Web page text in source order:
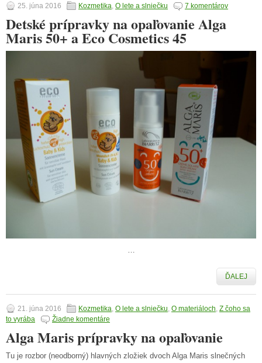
25. júna 2016 Kozmetika, O lete a slniečku 7 komentárov
Detské prípravky na opaľovanie Alga
Maris 50+ a Eco Cosmetics 45
ĎALEJ
21. júna 2016 Kozmetika O lete a slniečku O materiáloch Z čoho sa
to vyrába
Žiadne komentáre
Alga Maris prípravky na opaľovanie
Tu je rozbor (neodborný) hlavných zložiek dvoch Alga Maris slnečných